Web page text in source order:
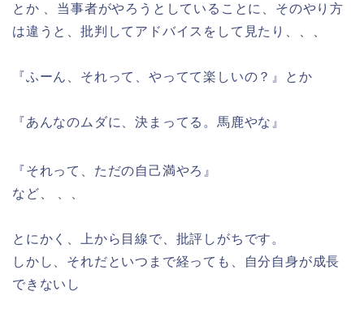
とか 、当事者がやろうとしていることに、そのやり方
は違うと、批判してアドバイスをして見たり、、、
『ふーん、それって、やってて楽しいの？』とか
『あんなのムダに、決まってる。馬鹿やな』
『それって、ただの自己満やろ』
など、 、、
とにかく、上から目線で、批評しがちです。
しかし、それだといつまで経っても、自分自身が成長
できないし